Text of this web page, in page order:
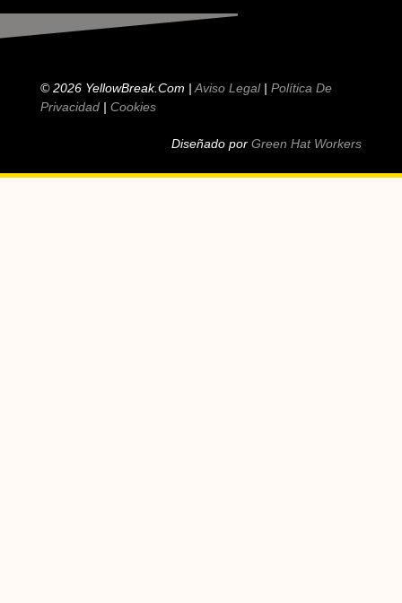
© 2026 YellowBreak.com | Aviso Legal| Política De
Privacidad| Cookies
Diseñado porGreen Hat Workers